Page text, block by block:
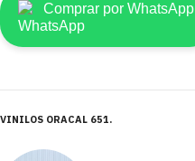
Comprar por WhatsApp
VINILOS ORACAL 651